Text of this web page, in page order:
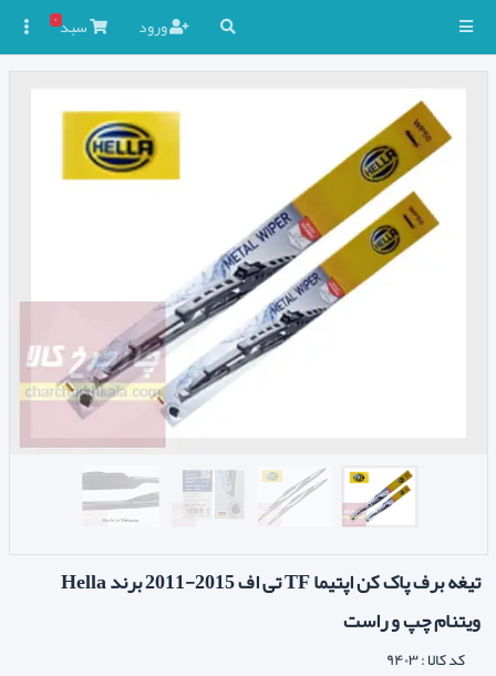
ورود سبد۰
تیغه برف پاک کن اپتیما TF تی اف 2015-2011 برند Hella
ویتنام چپ و راست
کد کالا :۹۴۰۳